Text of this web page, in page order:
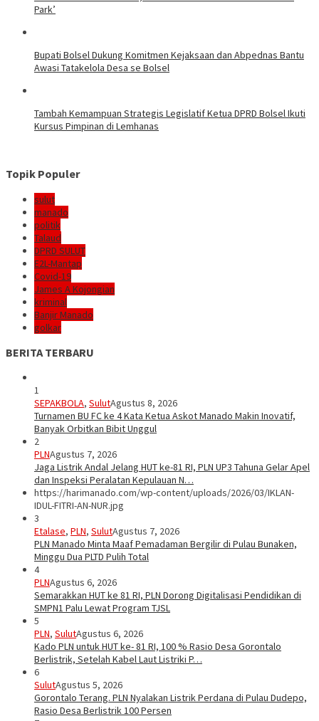
Park’
Bupati Bolsel Dukung Komitmen Kejaksaan dan Abpednas Bantu
Awasi Tatakelola Desa se Bolsel
Tambah Kemampuan Strategis Legislatif Ketua DPRD Bolsel Ikuti
Kursus Pimpinan di Lemhanas
Topik Populer
sulut
manado
politik
Talaud
DPRD SULUT
E2L-Mantap
Covid-19
James A Kojongian
kriminal
Banjir Manado
golkar
BERITA TERBARU
1
SEPAKBOLA, SulutAgustus 8, 2026
Turnamen BU FC ke 4 Kata Ketua Askot Manado Makin Inovatif,
Banyak Orbitkan Bibit Unggul
2
PLNAgustus 7, 2026
Jaga Listrik Andal Jelang HUT ke-81 RI, PLN UP3 Tahuna Gelar Apel
dan Inspeksi Peralatan Kepulauan N…
https://harimanado.com/wp-content/uploads/2026/03/IKLAN-
IDUL-FITRI-AN-NUR.jpg
3
Etalase, PLN, SulutAgustus 7, 2026
PLN Manado Minta Maaf Pemadaman Bergilir di Pulau Bunaken,
Minggu Dua PLTD Pulih Total
4
PLNAgustus 6, 2026
Semarakkan HUT ke 81 RI, PLN Dorong Digitalisasi Pendidikan di
SMPN1 Palu Lewat Program TJSL
5
PLN, SulutAgustus 6, 2026
Kado PLN untuk HUT ke- 81 RI, 100 % Rasio Desa Gorontalo
Berlistrik, Setelah Kabel Laut Listriki P…
6
SulutAgustus 5, 2026
Gorontalo Terang. PLN Nyalakan Listrik Perdana di Pulau Dudepo,
Rasio Desa Berlistrik 100 Persen